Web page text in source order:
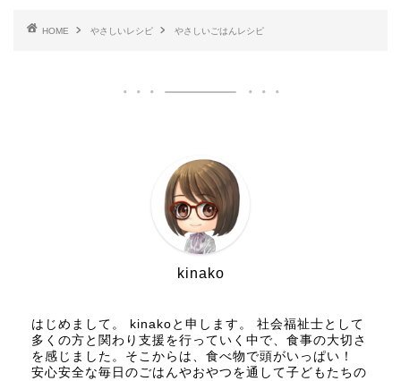
HOME やさしいレシピ やさしいごはんレシピ
kinako
はじめまして。 kinakoと申します。 社会福祉士として
多くの方と関わり支援を行っていく中で、食事の大切さ
を感じました。そこからは、食べ物で頭がいっぱい！
安心安全な毎日のごはんやおやつを通して子どもたちの